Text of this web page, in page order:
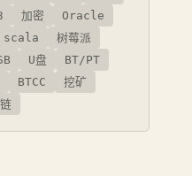
加密
Oracle
scala
树莓派
U盘
BT/PT
BTCC
挖矿